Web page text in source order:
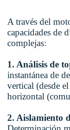
A través del
capacidades de
complejas:
1. Análisis de
instantánea de
vertical (desde
horizontal
2. Aislamiento